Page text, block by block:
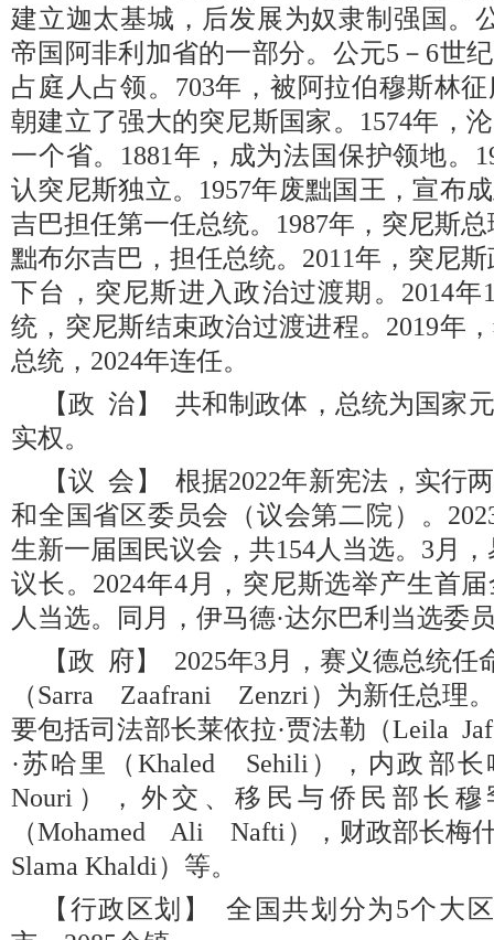
建立迦太基城，后发展为奴隶制强国。
帝国阿非利加省的一部分。公元5－6世
占庭人占领。703年，被阿拉伯穆斯林
朝建立了强大的突尼斯国家。1574年，
一个省。1881年，成为法国保护领地。
认突尼斯独立。1957年废黜国王，宣布
吉巴担任第一任总统。1987年，突尼斯
黜布尔吉巴，担任总统。2011年，突尼
下台，突尼斯进入政治过渡期。2014
统，突尼斯结束政治过渡进程。2019年
总统，2024年连任。
【政 治】 共和制政体，总统为国家
实权。
【议 会】 根据2022年新宪法，实行
和全国省区委员会（议会第二院）。
生新一届国民议会，共154人当选。3月
议长。2024年4月，突尼斯选举产生首
人当选。同月，伊马德·达尔巴利当选委
【政 府】 2025年3月，赛义德总统任
（Sarra Zaafrani Zenzri）为新任总理
要包括司法部长莱依拉·贾法勒（Leila
·苏哈里（Khaled Sehili），内政‎部
Nouri），外交、移民与侨民部长穆
（Mohamed Ali Nafti），财政部长梅
Slama Khaldi）‎等。
【行政区划】 全国共划分为5个大